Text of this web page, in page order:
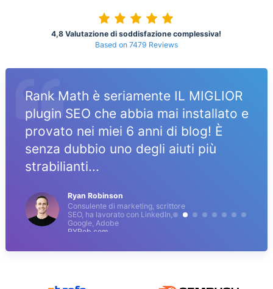
4,8 Valutazione di soddisfazione complessiva!
Based on 7479 Reviews
Rank Math è seriamente IL MIGLIOR
plugin SEO che abbia mai installato e
provato nei miei 6 anni di blog! È
senza dubbio uno degli aiuti più
strabilianti...
Ryan Robinson
Consulente di marketing, scrittore
SEO, ha lavorato con LinkedIn,
Google, Adobe
RYRob.com